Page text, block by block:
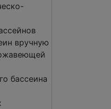
вручную
бассеина